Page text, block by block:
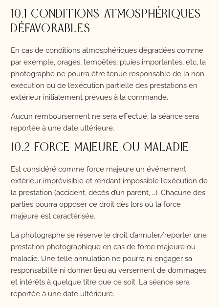
10.1 CONDITIONS ATMOSPHÉRIQUES
DÉFAVORABLES
En cas de conditions atmosphériques dégradées comme
par exemple, orages, tempêtes, pluies importantes, etc, la
photographe ne pourra être tenue responsable de la non
exécution ou de l’exécution partielle des prestations en
extérieur initialement prévues à la commande.
Aucun remboursement ne sera effectué, la séance sera
reportée à une date ultérieure.
10.2 FORCE MAJEURE OU MALADIE
Est considéré comme force majeure un événement
extérieur imprévisible et rendant impossible l’exécution de
la prestation (accident, décès d’un parent, …). Chacune des
parties pourra opposer ce droit dès lors où la force
majeure est caractérisée.
La photographe se réserve le droit d’annuler/reporter une
prestation photographique en cas de force majeure ou
maladie. Une telle annulation ne pourra ni engager sa
responsabilité ni donner lieu au versement de dommages
et intérêts à quelque titre que ce soit. La séance sera
reportée à une date ultérieure.